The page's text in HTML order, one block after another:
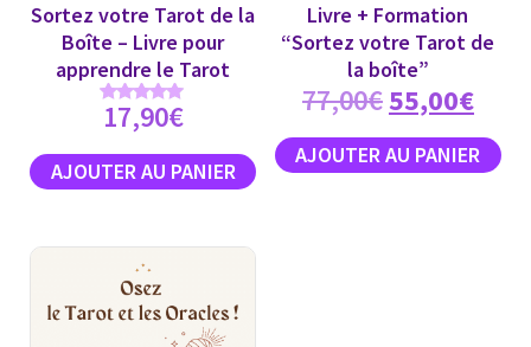
Sortez votre Tarot de la
Boîte – Livre pour
apprendre le Tarot
Note
5.00
17,90€
Livre + Formation
“Sortez votre Tarot de
la boîte”
77,00€55,00€